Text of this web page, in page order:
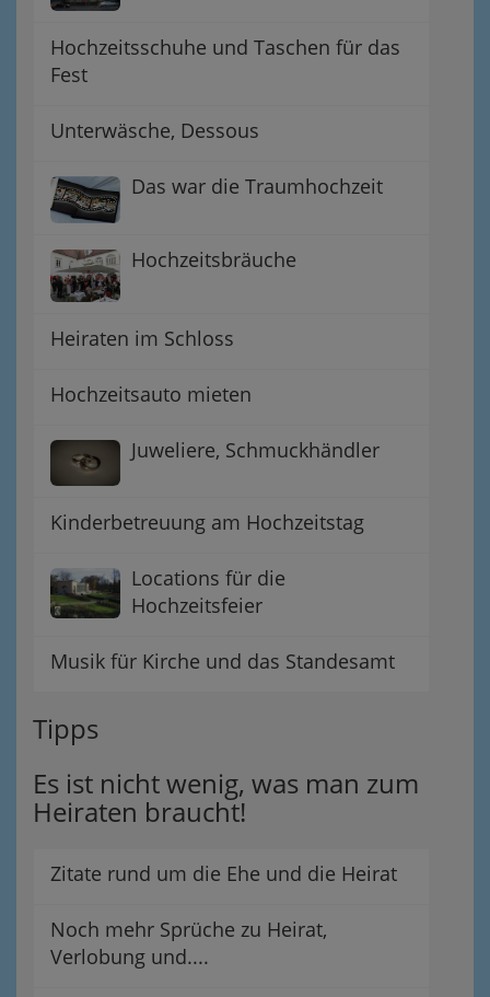
Hochzeitsschuhe und Taschen für das
Fest
Unterwäsche, Dessous
Das war die Traumhochzeit
Hochzeitsbräuche
Heiraten im Schloss
Hochzeitsauto mieten
Juweliere, Schmuckhändler
Kinderbetreuung am Hochzeitstag
Locations für die
Hochzeitsfeier
Musik für Kirche und das Standesamt
Tipps
Es ist nicht wenig, was man zum
Heiraten braucht!
Zitate rund um die Ehe und die Heirat
Noch mehr Sprüche zu Heirat,
Verlobung und....